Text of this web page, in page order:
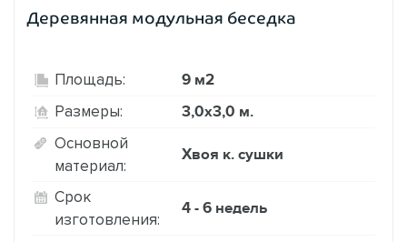
Деревянная модульная беседка
Площадь: 9 м2
Размеры: 3,0х3,0 м.
Основной
материал:
Хвоя к. сушки
Срок
изготовления:
4 - 6 недель